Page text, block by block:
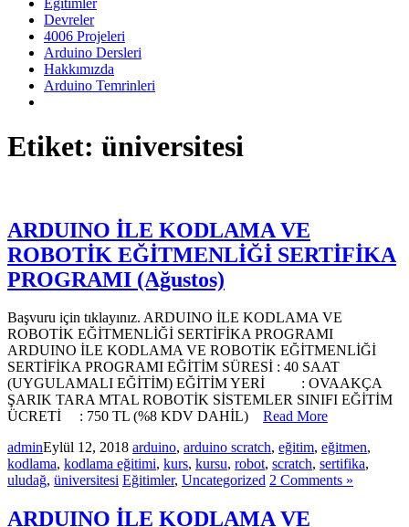
Devreler
4006 Projeleri
Arduino Dersleri
Hakkımızda
Arduino Temrinleri
Etiket: üniversitesi
ARDUINO İLE KODLAMA VE
ROBOTİK EĞİTMENLİĞİ SERTİFİKA
PROGRAMI (Ağustos)
Başvuru için tıklayınız. ARDUINO İLE KODLAMA VE
ROBOTİK EĞİTMENLİĞİ SERTİFİKA PROGRAMI
ARDUINO İLE KODLAMA VE ROBOTİK EĞİTMENLİĞİ
SERTİFİKA PROGRAMI EĞİTİM SÜRESİ : 40 SAAT
(UYGULAMALI EĞİTİM) EĞİTİM YERİ : OVAAKÇA
ŞARIK TARA MTAL ROBOTİK SİSTEMLER SINIFI EĞİTİM
ÜCRETİ : 750 TL (%8 KDV DAHİL) Read More
adminEylül 12, 2018 arduino, arduino scratch, eğitim, eğitmen,
kodlama, kodlama eğitimi, kurs, kursu, robot, scratch, sertifika,
uludağ, üniversitesi Eğitimler, Uncategorized 2 Comments »
ARDUINO İLE KODLAMA VE